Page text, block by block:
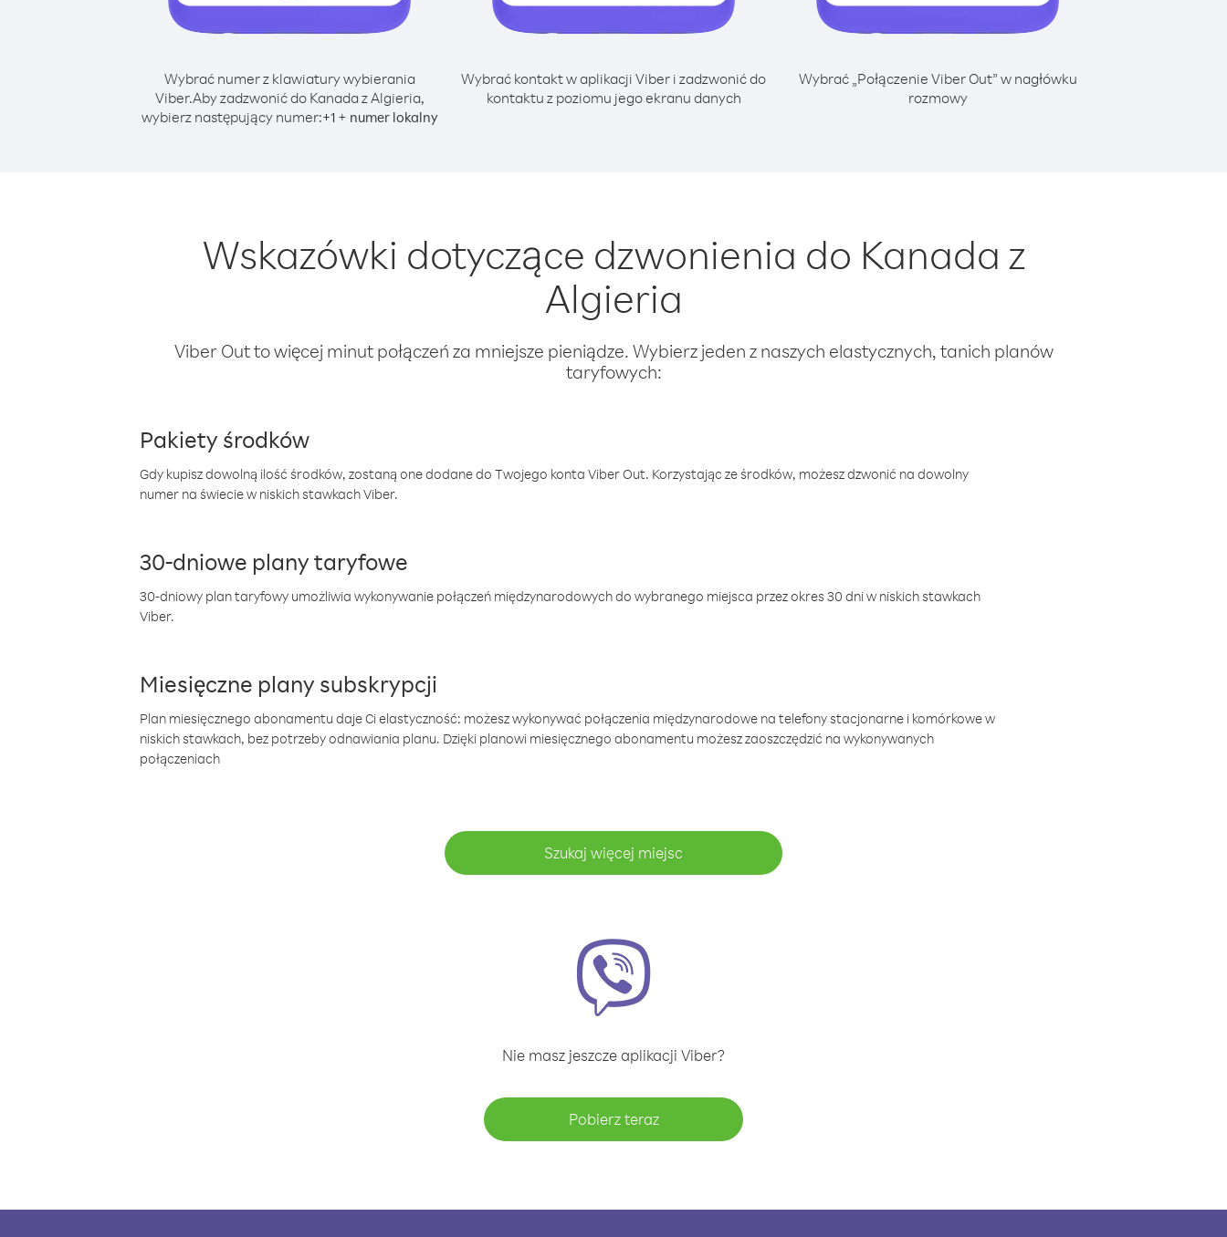
Wybrać numer z klawiatury wybierania
Viber.Aby zadzwonić do Kanada z Algieria,
wybierz następujący numer:+1+ numer lokalny
Wybrać kontakt w aplikacji Viber i zadzwonić do
kontaktu z poziomu jego ekranu danych
Wybrać „Połączenie Viber Out” w nagłówku
rozmowy
Wskazówki dotyczące dzwonienia do Kanada z
Algieria
Viber Out to więcej minut połączeń za mniejsze pieniądze. Wybierz jeden z naszych elastycznych, tanich planów
taryfowych:
Pakiety środków
Gdy kupisz dowolną ilość środków, zostaną one dodane do Twojego konta Viber Out. Korzystając ze środków, możesz dzwonić na dowolny
numer na świecie w niskich stawkach Viber.
30-dniowe plany taryfowe
30-dniowy plan taryfowy umożliwia wykonywanie połączeń międzynarodowych do wybranego miejsca przez okres 30 dni w niskich stawkach
Viber.
Miesięczne plany subskrypcji
Plan miesięcznego abonamentu daje Ci elastyczność: możesz wykonywać połączenia międzynarodowe na telefony stacjonarne i komórkowe w
niskich stawkach, bez potrzeby odnawiania planu. Dzięki planowi miesięcznego abonamentu możesz zaoszczędzić na wykonywanych
połączeniach
Szukaj więcej miejsc
Nie masz jeszcze aplikacji Viber?
Pobierz teraz